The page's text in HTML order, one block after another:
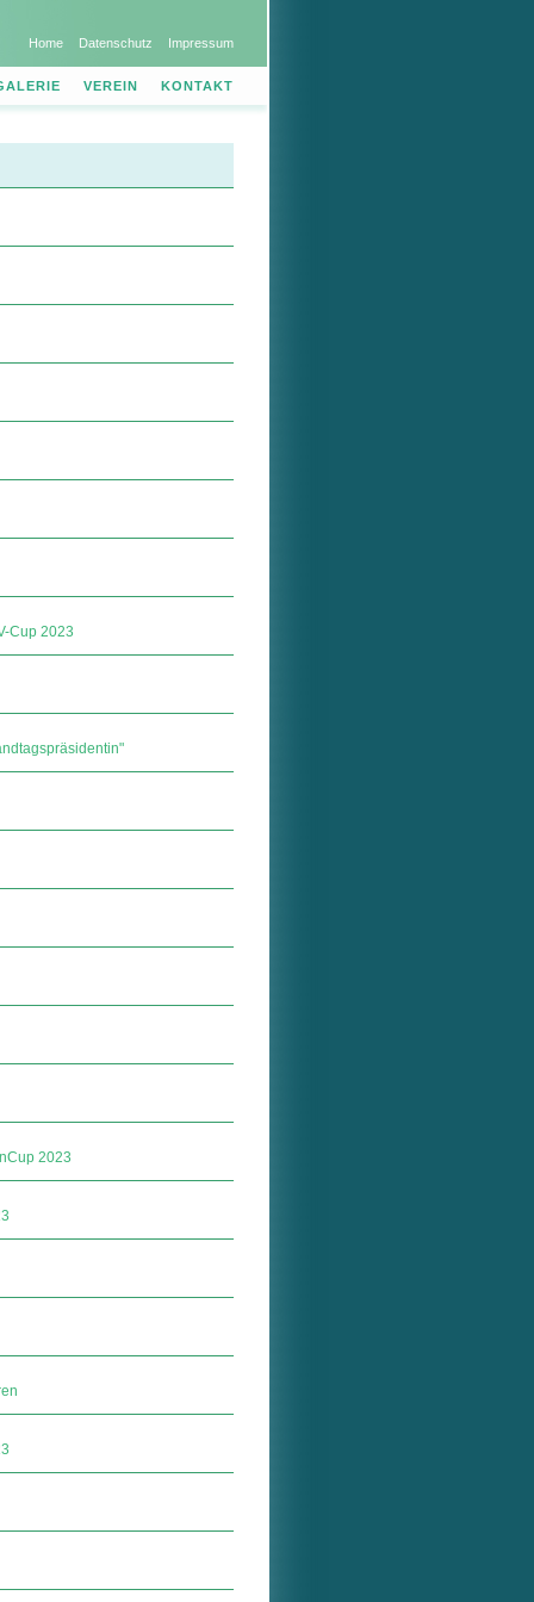
Home Datenschutz Impressum
VEREIN KONTAKT
Cup 2023
2023